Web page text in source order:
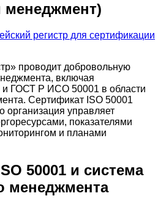
менеджмент)
проводит добровольную
включая
и ГОСТ Р ИСО 50001 в области
Сертификат ISO 50001
организация управляет
показателями
и планами
50001 и система
менеджмента